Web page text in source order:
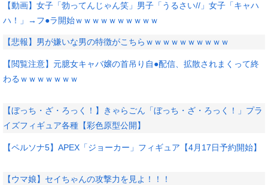
【動画】女子「勃ってんじゃん笑」男子「うるさい//」女子「キャハ
ハ！」→フ●ラ開始ｗｗｗｗｗｗｗｗｗｗ
【悲報】男が嫌いな男の特徴がこちらｗｗｗｗｗｗｗｗｗｗ
【閲覧注意】元臆女キャバ嬢の首吊り自●配信、拡散されまくって終
わるｗｗｗｗｗｗｗ
【ぼっち・ざ・ろっく！】きゃらごん「ぼっち・ざ・ろっく！」プラ
イズフィギュア各種【彩色原型公開】
【ペルソナ5】APEX「ジョーカー」フィギュア【4月17日予約開始】
【ウマ娘】セイちゃんの攻撃力を見よ！！！